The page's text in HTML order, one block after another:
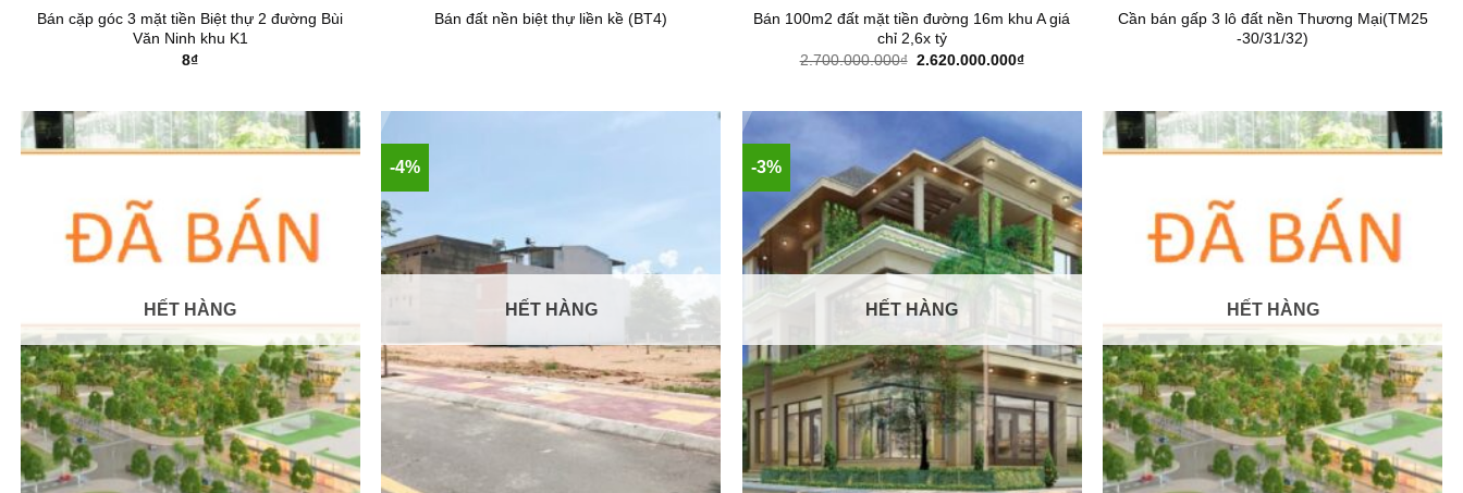
Bán cặp góc 3 mặt tiền Biệt thự 2 đường Bùi
Văn Ninh khu K1
8₫
Bán đất nền biệt thự liền kề (BT4)
Bán 100m2 đất mặt tiền đường 16m khu A giá
chỉ 2,6x tỷ
2.700.000.000₫ Giá
2.620.000.000₫Giá
2.620.000.000₫.
Cần bán gấp 3 lô đất nền Thương Mại(TM25
-30/31/32)
HẾT HÀNG
-4%
HẾT HÀNG
-3%
HẾT HÀNG HẾT HÀNG